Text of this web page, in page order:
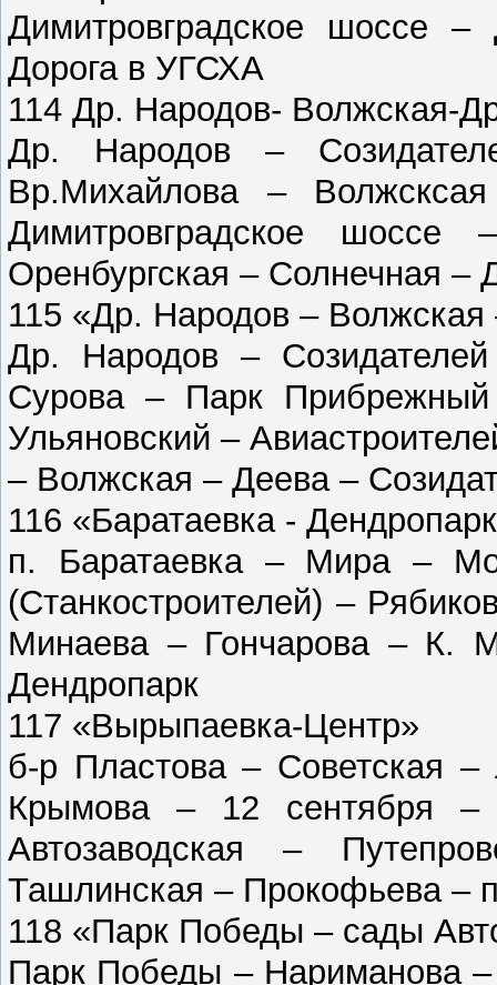
Димитровградское шоссе
Дорога в УГСХА
114 Др. Народов- Волжская-
Др. Народов –
Вр.Михайлова –
Димитровградское
Оренбургская – Солнечная –
115 «Др. Народов –
Др. Народов –
Сурова – Парк
Ульяновский –
– Волжская – Деева –
116 «Баратаевка -
п. Баратаевка – Мира –
(Станкостроителей) –
Минаева – Гончарова – К.
Дендропарк
117 «Вырыпаевка-Центр»
б-р Пластова – Советская
Крымова – 12 сентября
Автозаводская –
Ташлинская – Прокофьева –
118 «Парк Победы – сады
Парк Победы – Нариманова